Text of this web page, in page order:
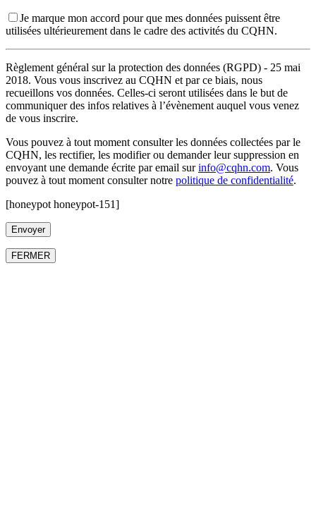
Je marque mon accord pour que mes données puissent être
utilisées ultérieurement dans le cadre des activités du CQHN.
Règlement général sur la protection des données (RGPD) - 25 mai
2018. Vous vous inscrivez au CQHN et par ce biais, nous
recueillons vos données. Celles-ci seront utilisées dans le but de
communiquer des infos relatives à l’évènement auquel vous venez
de vous inscrire.
Vous pouvez à tout moment consulter les données collectées par le
CQHN, les rectifier, les modifier ou demander leur suppression en
envoyant une demande écrite par email surinfo@cqhn.com. Vous
pouvez à tout moment consulter notre politique de confidentialité.
[honeypot honeypot-151]
FERMER